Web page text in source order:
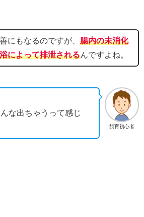
にもなるのですが、腸内の未消化
によって排泄されるんですよね。
飼育初心者
な出ちゃうって感じ